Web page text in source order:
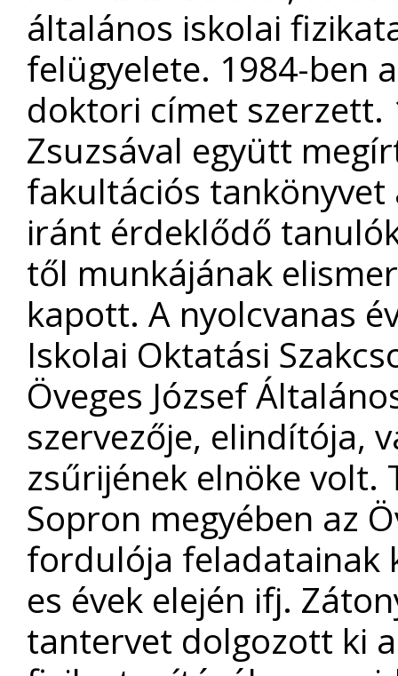
általános iskolai
felügyelete. 1984-ben
doktori címet szerzett.
Zsuzsával együtt
fakultációs tankönyvet
iránt érdeklődő
től munkájának
kapott. A nyolcvanas
Iskolai Oktatási
Öveges József
szervezője, elindítója,
zsűrijének elnöke volt.
Sopron megyében az
fordulója feladatainak
es évek elején ifj.
tantervet dolgozott ki